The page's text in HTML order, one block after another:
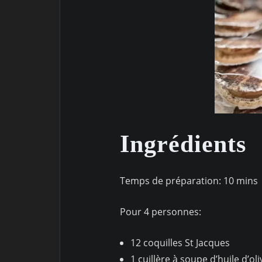
Ingrédients
Temps de préparation: 10 mins
Pour 4 personnes:
12 coquilles St Jacques
1 cuillère à soupe d’huile